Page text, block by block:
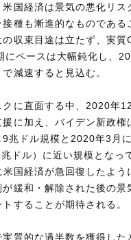
国経済は景気の悪化リス
接種も漸進的なものである
収束目途は立たず、実質
ペースは大幅鈍化し、
減速すると見込む。
に直面する中、2020年
援に加え、バイデン新政権
兆ドル規模と2020年3月
ドル）に近い規模となっ
国経済が急回復したよう
緩和・解除された後の景
することが期待される。
質的な過半数を獲得した